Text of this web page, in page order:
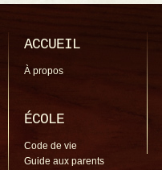
ACCUEIL
À propos
ÉCOLE
Code de vie
Guide aux parents